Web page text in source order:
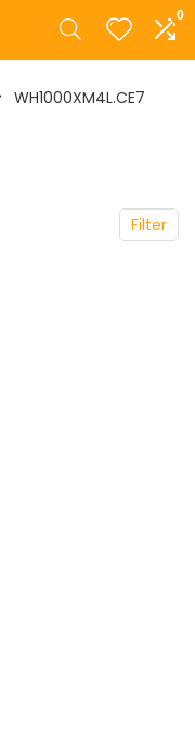
0
‎WH1000XM4L.CE7
Filter